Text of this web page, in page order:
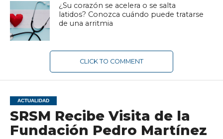
¿Su corazón se acelera o se salta
latidos? Conozca cuándo puede tratarse
de una arritmia
CLICK TO COMMENT
ACTUALIDAD
SRSM Recibe Visita de la
Fundación Pedro Martínez